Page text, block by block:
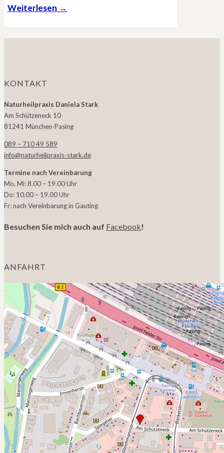
Weiterlesen →
KONTAKT
Naturheilpraxis Daniela Stark
Am Schützeneck 10
81241 München-Pasing
089 – 710 49 589
info@naturheilpraxis-stark.de
Termine nach Vereinbarung
Mo, Mi: 8.00 – 19.00 Uhr
Do: 10.00 – 19.00 Uhr
Fr: nach Vereinbarung in Gauting
Besuchen Sie mich auch auf Facebook!
ANFAHRT